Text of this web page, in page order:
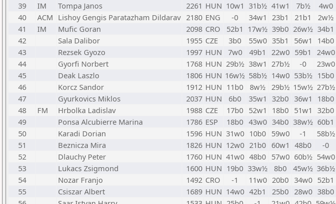
39
IM Tompa Janos 2261 HUN 10w1 31b½ 41w1 7b½ 4w0
40
ACM Lishoy Gengis Paratazham Dildarav 2180 ENG -0 34w1 23b1 21b1 2w½
41
IM Mufic Goran 2098 CRO 52b1 17w½ 39b0 26w½ 34b1
42
Sala Dalibor 1955 CZE 3b0 55w0 35b1 56w1 14b0
43
Rezsek Gyozo 1997 HUN 7w0 49b1 22w0 59b1 24w0
44
Gyorfi Norbert 1768 HUN 29b½ 38w1 27b½ -0 23w0
45
Deak Laszlo 1806 HUN 16w½ 58b½ 14w0 53b½ 15b0
46
Korcz Sandor 1912 HUN 11b0 8w½ 29b½ 15w½ 27b½
47
Gyurkovics Miklos 2037 HUN 6b0 35w1 32b0 36w1 18b0
48
FM Hrbolka Ladislav 1988 CZE 17b0 52w1 18b0 51w1 32b0
49
Ponsa Alcubierre Marina 1786 ESP 18b0 43w0 34b0 38w½ 60b1
50
Karadi Dorian 1596 HUN 31w0 10b0 59w0 -1 58b½
51
Beznicza Mira 1826 HUN 12w0 21b0 60w1 48b0 -0
52
Dlauchy Peter 1760 HUN 41w0 48b0 57w0 60b½ 54w0
53
Lukacs Zsigmond 1600 HUN 19b0 33w½ 8b0 45w½ 36b½
54
Nozar Franjo 1492 CRO -1 11w0 20b0 34w0 52b1
55
Csiszar Albert 1689 HUN 14w0 42b1 25b0 28w0 38b0